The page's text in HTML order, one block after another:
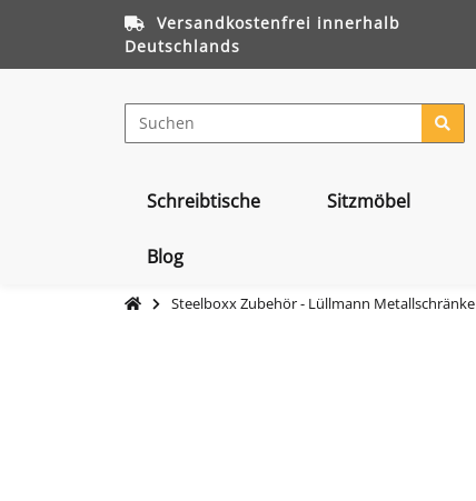
Versandkostenfrei innerhalb
Deutschlands
Schreibtische Sitzmöbel
Blog
Steelboxx Zubehör - Lüllmann Metallschränke